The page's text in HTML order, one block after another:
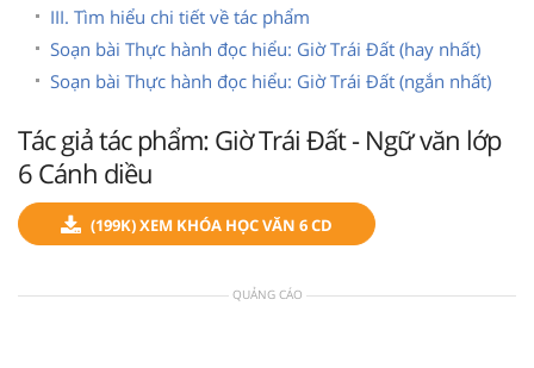
III. Tìm hiểu chi tiết về tác phẩm
Soạn bài Thực hành đọc hiểu: Giờ Trái Đất (hay nhất)
Soạn bài Thực hành đọc hiểu: Giờ Trái Đất (ngắn nhất)
Tác giả tác phẩm: Giờ Trái Đất - Ngữ văn lớp
6 Cánh diều
(199K) XEM KHÓA HỌC VĂN 6 CD
QUẢNG CÁO